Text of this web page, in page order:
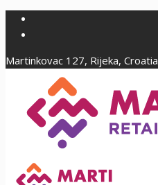
Martinkovac 127, Rijeka, Croatia